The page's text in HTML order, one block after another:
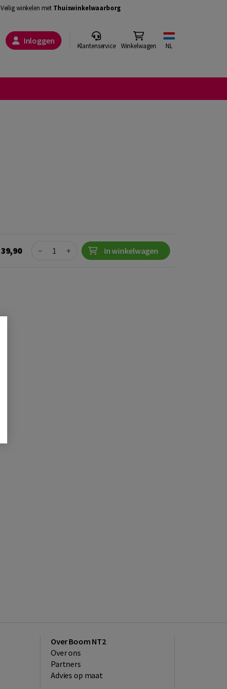
Veilig winkelen met Thuiswinkelwaarborg
Inloggen Klantenservice Winkelwagen NL
39,90 Quantity
− + In winkelwagen
Over Boom NT2
Over ons
Partners
Advies op maat